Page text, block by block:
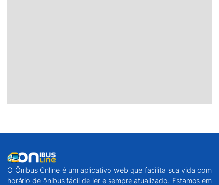
O Ônibus Online é um aplicativo web que facilita sua vida com
horário de ônibus fácil de ler e sempre atualizado. Estamos em